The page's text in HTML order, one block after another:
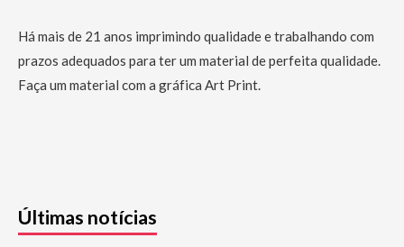
Há mais de 21 anos imprimindo qualidade e trabalhando com
prazos adequados para ter um material de perfeita qualidade.
Faça um material com a gráfica Art Print.
Últimas notícias